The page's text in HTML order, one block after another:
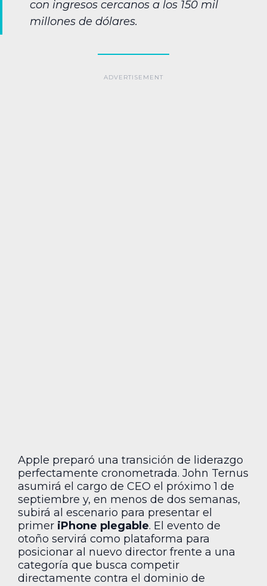
con ingresos cercanos a los 150 mil
millones de dólares.
Apple preparó una transición de liderazgo
perfectamente cronometrada. John Ternus
asumirá el cargo de CEO el próximo 1 de
septiembre y, en menos de dos semanas,
subirá al escenario para presentar el
primer iPhone plegable. El evento de
otoño servirá como plataforma para
posicionar al nuevo director frente a una
categoría que busca competir
directamente contra el dominio de